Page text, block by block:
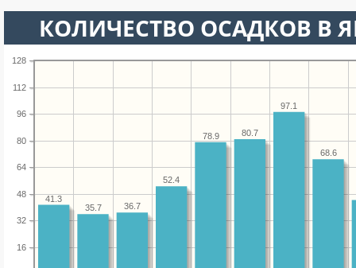
КОЛИЧЕСТВО ОСАДКОВ В
16
32
48
64
80
96
112
128
68.6
97.1
80.7
78.9
52.4
36.7
35.7
41.3